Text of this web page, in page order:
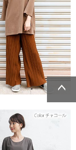
プへ
プへ